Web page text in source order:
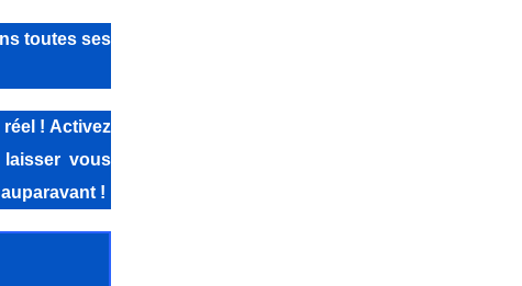
toutes ses
! Activez
vous
!